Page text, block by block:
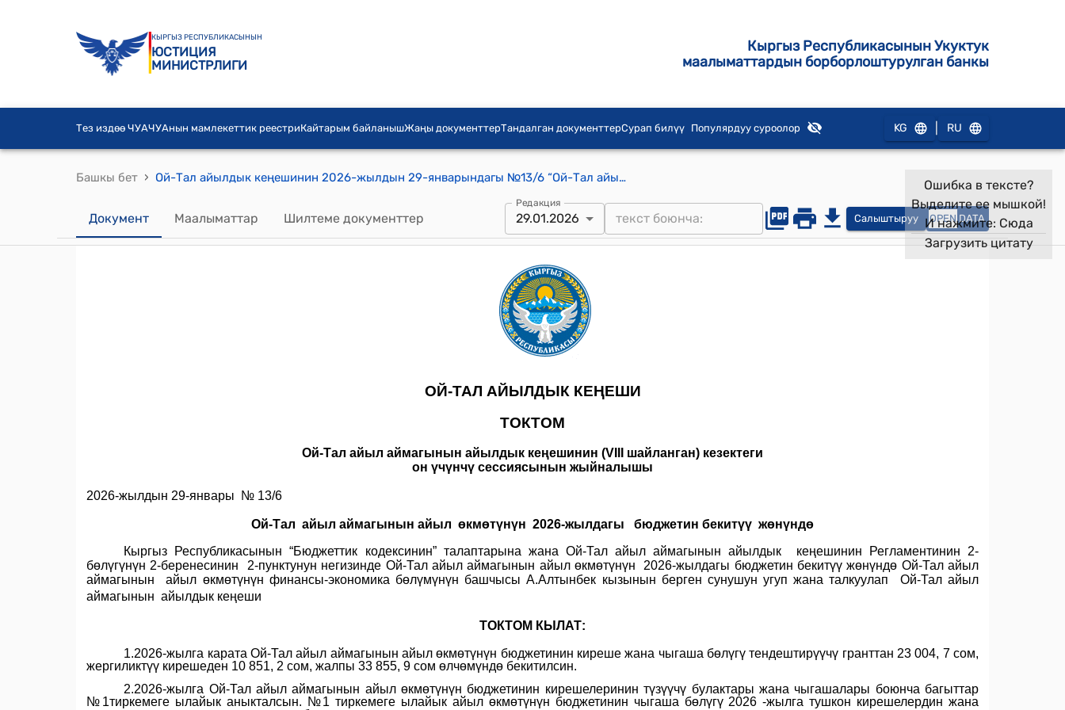
КЫРГЫЗ РЕСПУБЛИКАСЫНЫН
ЮСТИЦИЯ
МИНИСТРЛИГИ
Кыргыз Республикасынын Укуктук
маалыматтардын борборлоштурулган банкы
Тез издөө ЧУАЧУАнын мамлекеттик реестриКайтарым байланышЖаңы документтерТандалган документтерСурап билүү Популярдуу суроолор KG RU
Башкы бет › Ой-Тал айылдык кеңешинин 2026-жылдын 29-январындагы №13/6 “Ой-Тал айыл аймагынын айыл өкмөтүнүн 2026-жылдагы бюджетин бекитүү жөнүндө" токтому.
Документ Маалыматтар Шилтеме документтер
Редакция
29.01.2026 Салыштыруу OPEN DATA
Ошибка в тексте?
Выделите ее мышкой!
И нажмите: Сюда
Загрузить цитату